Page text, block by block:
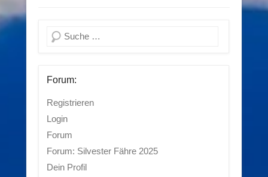
Suchen
Forum:
Registrieren
Login
Forum
Forum: Silvester Fähre 2025
Dein Profil